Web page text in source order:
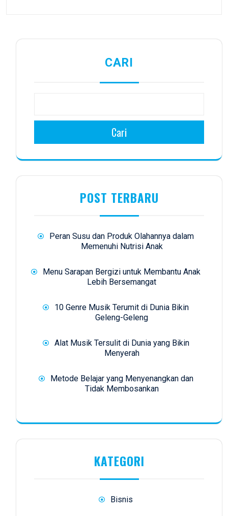
CARI
Cari
POST TERBARU
Peran Susu dan Produk Olahannya dalam
Memenuhi Nutrisi Anak
Menu Sarapan Bergizi untuk Membantu Anak
Lebih Bersemangat
10 Genre Musik Terumit di Dunia Bikin
Geleng-Geleng
Alat Musik Tersulit di Dunia yang Bikin
Menyerah
Metode Belajar yang Menyenangkan dan
Tidak Membosankan
KATEGORI
Bisnis